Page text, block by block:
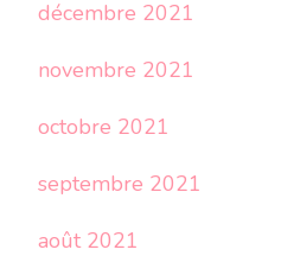
décembre 2021
novembre 2021
octobre 2021
septembre 2021
août 2021